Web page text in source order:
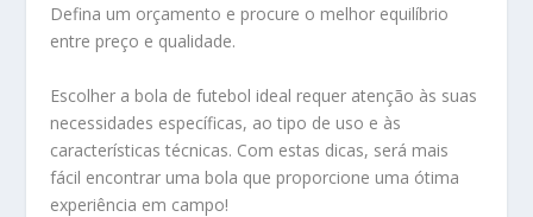
Defina um orçamento e procure o melhor equilíbrio
entre preço e qualidade.
Escolher a bola de futebol ideal requer atenção às suas
necessidades específicas, ao tipo de uso e às
características técnicas. Com estas dicas, será mais
fácil encontrar uma bola que proporcione uma ótima
experiência em campo!